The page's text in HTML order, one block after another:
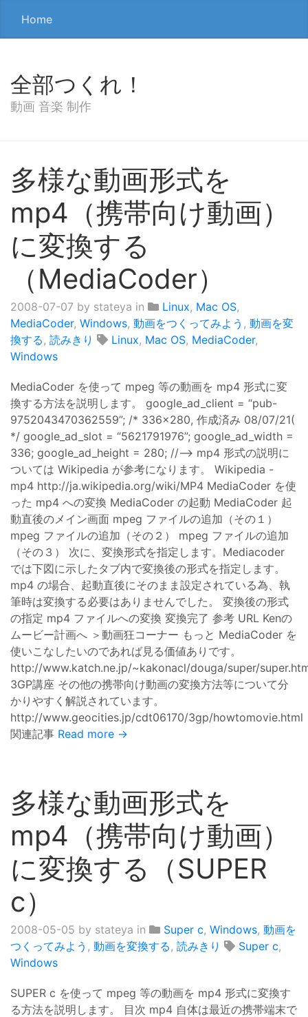
Home
全部つくれ！
動画 音楽 制作
多様な動画形式を
mp4（携帯向け動画）
に変換する
（MediaCoder）
2008-07-07 by stateya in Linux, Mac OS,
MediaCoder, Windows, 動画をつくってみよう , 動画を変
換する, 読みきり Linux, Mac OS, MediaCoder,
Windows
MediaCoder を使って mpeg 等の動画を mp4 形式に変
換する方法を説明します。 google_ad_client = “pub-
9752043470362559”; /* 336x280, 作成済み 08/07/21(
*/ google_ad_slot = “5621791976”; google_ad_width =
336; google_ad_height = 280; //–> mp4 形式の説明に
ついては Wikipedia が参考になります。 Wikipedia -
mp4 http://ja.wikipedia.org/wiki/MP4 MediaCoder を使
った mp4 への変換 MediaCoder の起動 MediaCoder 起
動直後のメイン画面 mpeg ファイルの追加（その１）
mpeg ファイルの追加（その２） mpeg ファイルの追加
（その３） 次に、変換形式を指定します。Mediacoder
では下図に示したタブ内で変換後の形式を指定します。
mp4 の場合、起動直後にそのまま設定されている為、執
筆時は変換する必要はありませんでした。 変換後の形式
の指定 mp4 ファイルへの変換 変換完了 参考 URL Kenの
ムービー計画へ ＞動画狂コーナー もっと MediaCoder を
使いこなしたいのであれば見る価値ありです。
http://www.katch.ne.jp/~kakonacl/douga/super/
3GP講座 その他の携帯向け動画の変換方法等について分
かりやすく解説されています。
http://www.geocities.jp/cdt06170/3gp/howtomovie.html
関連記事 Read more →
多様な動画形式を
mp4（携帯向け動画）
に変換する（SUPER
c）
2008-05-05 by stateya in Super c, Windows, 動画を
つくってみよう , 動画を変換する, 読みきり Super c,
Windows
SUPER c を使って mpeg 等の動画を mp4 形式に変換す
る方法を説明します。 目次 mp4 自体は最近の携帯端末で